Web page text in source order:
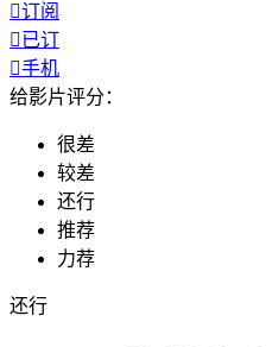
订阅
已订
手机
给影片评分：
很差
较差
还行
推荐
力荐
还行